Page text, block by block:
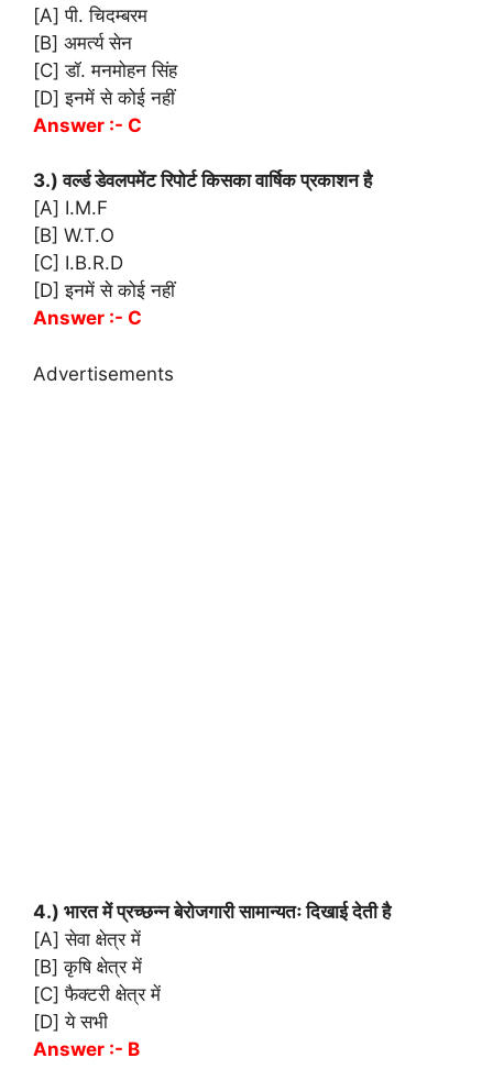
[A] पी. चिदम्बरम
[B] अमर्त्य सेन
[C] डॉ. मनमोहन सिंह
[D] इनमें से कोई नहीं
Answer :- C
3.) वर्ल्ड डेवलपमेंट रिपोर्ट किसका वार्षिक प्रकाशन है
[A] I.M.F
[B] W.T.O
[C] I.B.R.D
[D] इनमें से कोई नहीं
Answer :- C
Advertisements
4.) भारत में प्रच्छन्न बेरोजगारी सामान्यतः दिखाई देती है
[A] सेवा क्षेत्र में
[B] कृषि क्षेत्र में
[C] फैक्टरी क्षेत्र में
[D] ये सभी
Answer :- B